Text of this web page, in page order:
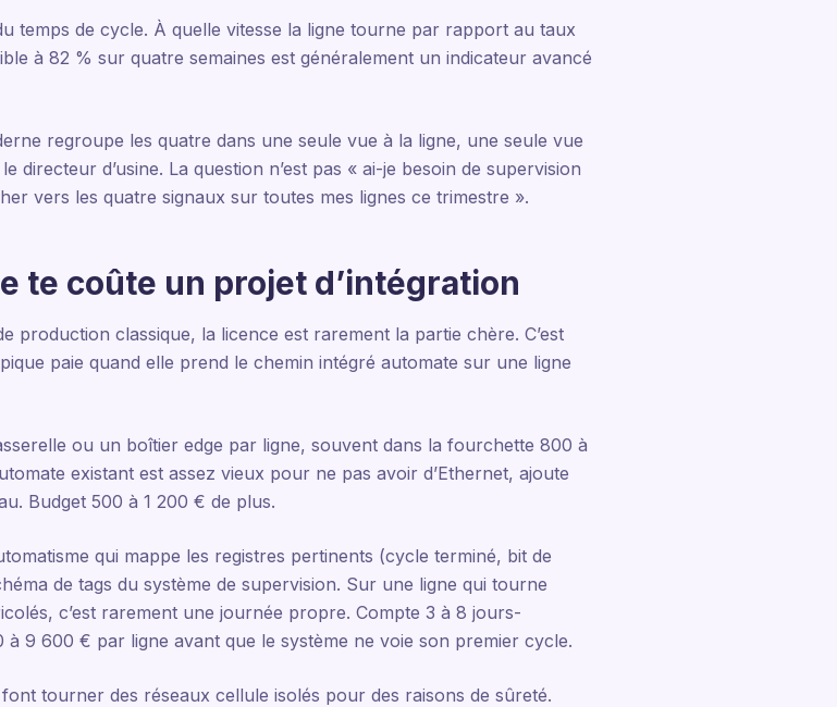
temps de cycle. À quelle vitesse la ligne tourne par rapport au taux
à 82 % sur quatre semaines est généralement un indicateur avancé
regroupe les quatre dans une seule vue à la ligne, une seule vue
d’usine. La question n’est pas « ai-je besoin de supervision
vers les quatre signaux sur toutes mes lignes ce trimestre ».
te coûte un projet d’intégration
production classique, la licence est rarement la partie chère. C’est
paie quand elle prend le chemin intégré automate sur une ligne
ou un boîtier edge par ligne, souvent dans la fourchette 800 à
existant est assez vieux pour ne pas avoir d’Ethernet, ajoute
Budget 500 à 1 200 € de plus.
qui mappe les registres pertinents (cycle terminé, bit de
de tags du système de supervision. Sur une ligne qui tourne
c’est rarement une journée propre. Compte 3 à 8 jours-
à 9 600 € par ligne avant que le système ne voie son premier cycle.
tourner des réseaux cellule isolés pour des raisons de sûreté.